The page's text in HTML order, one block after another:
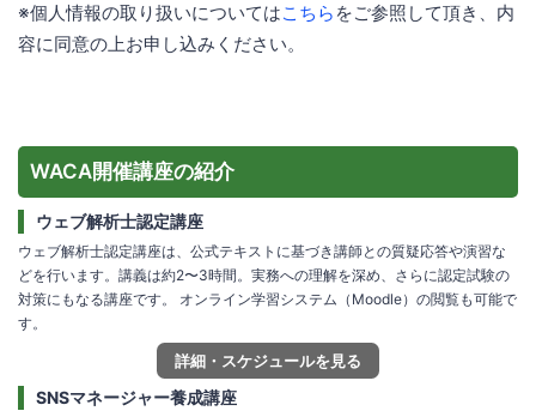
※個人情報の取り扱いについてはこちら をご参照して頂き、内
容に同意の上お申し込みください。
WACA開催講座の紹介
ウェブ解析士認定講座
ウェブ解析士認定講座は、公式テキストに基づき講師との質疑応答や演習な
どを行います。講義は約2〜3時間。実務への理解を深め、さらに認定試験の
対策にもなる講座です。 オンライン学習システム（Moodle）の閲覧も可能で
す。
詳細・スケジュールを見る
SNSマネージャー養成講座